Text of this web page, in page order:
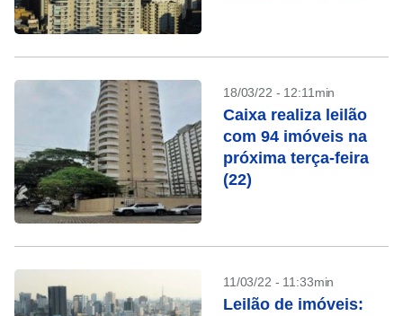
18/03/22 - 12:11min
Caixa realiza leilão
com 94 imóveis na
próxima terça-feira
(22)
11/03/22 - 11:33min
Leilão de imóveis: